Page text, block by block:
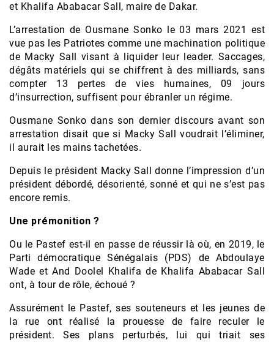
et Khalifa Ababacar Sall, maire de Dakar.
L’arrestation de Ousmane Sonko le 03 mars 2021 est
vue pas les Patriotes comme une machination politique
de Macky Sall visant à liquider leur leader. Saccages,
dégâts matériels qui se chiffrent à des milliards, sans
compter 13 pertes de vies humaines, 09 jours
d’insurrection, suffisent pour ébranler un régime.
Ousmane Sonko dans son dernier discours avant son
arrestation disait que si Macky Sall voudrait l’éliminer,
il aurait les mains tachetées.
Depuis le président Macky Sall donne l’impression d’un
président débordé, désorienté, sonné et qui ne s’est pas
encore remis.
Une prémonition ?
Ou le Pastef est-il en passe de réussir là où, en 2019, le
Parti démocratique Sénégalais (PDS) de Abdoulaye
Wade et And Doolel Khalifa de Khalifa Ababacar Sall
ont, à tour de rôle, échoué ?
Assurément le Pastef, ses souteneurs et les jeunes de
la rue ont réalisé la prouesse de faire reculer le
président. Ses plans perturbés, lui qui triait ses